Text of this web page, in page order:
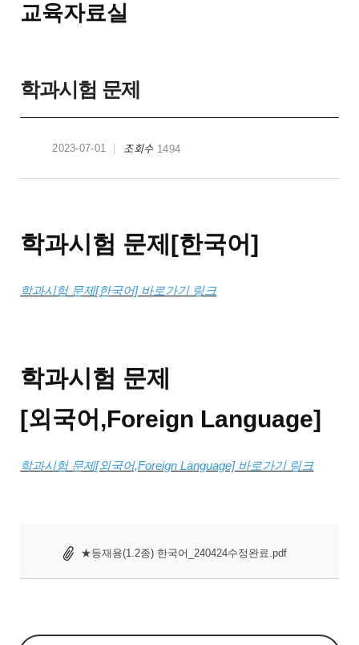
교육자료실
학과시험 문제
2023-07-01 조회수 1494
학과시험 문제[한국어]
학과시험 문제[한국어] 바로가기 링크
학과시험 문제
[외국어,Foreign Language]
학과시험 문제[외국어,Foreign Language] 바로가기 링크
★등재용(1.2종) 한국어_240424수정완료.pdf